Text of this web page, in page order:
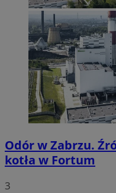
Odór w Zabrzu.
kotła w Fortum
3